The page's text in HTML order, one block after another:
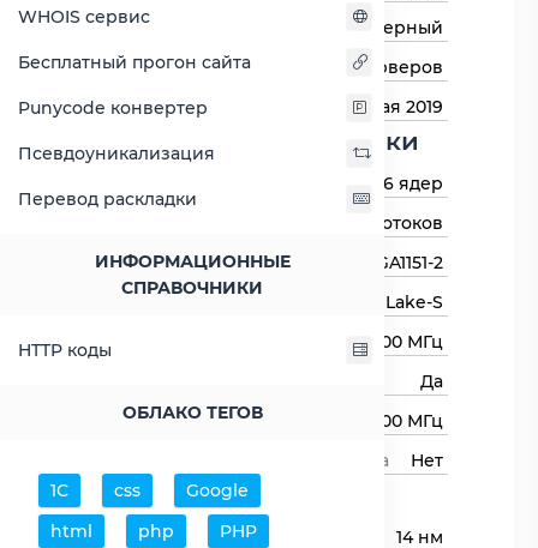
WHOIS сервис
Бесплатный прогон сайта
Punycode конвертер
Псевдоуникализация
Перевод раскладки
ИНФОРМАЦИОННЫЕ
СПРАВОЧНИКИ
HTTP коды
ОБЛАКО ТЕГОВ
1С css
Google
html
php
PHP
Тип процессора
Серверный
Назначение
Для серверов
Дата выхода
27 мая 2019
Основные харктеристики
6 ядер
12 потоков
Сокет (разъём)
LGA1151-2
Coffee Lake-S
Базовая частота
3400 МГц
Да
Максимальная частота
4800 МГц
Свободный множитель процессора
Нет
Процессор
Технологический процесс
14 нм